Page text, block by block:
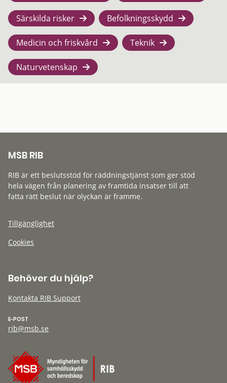
Särskilda risker Befolkningsskydd
Medicin och friskvård Teknik
Naturvetenskap
MSB RIB
RIB är ett beslutsstöd för räddningstjänst som ger stöd
hela vägen från planering av framtida insatser till att
fatta rätt beslut när olyckan är framme.
Tillgänglighet
Cookies
Behöver du hjälp?
Kontakta RIB Support
E-POST
rib@msb.se